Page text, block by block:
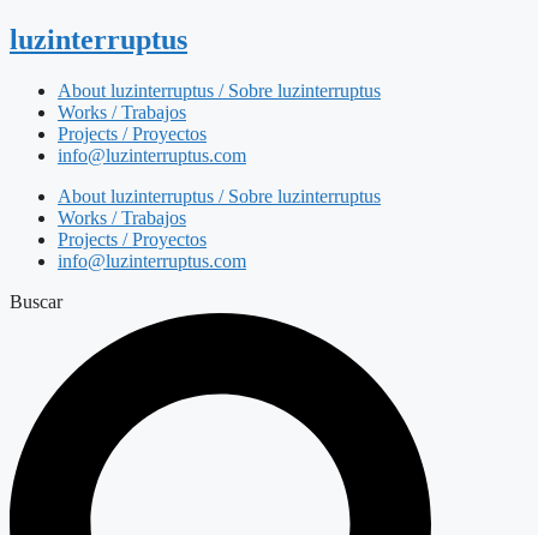
luzinterruptus
About luzinterruptus / Sobre luzinterruptus
Works / Trabajos
Projects / Proyectos
info@luzinterruptus.com
About luzinterruptus / Sobre luzinterruptus
Works / Trabajos
Projects / Proyectos
info@luzinterruptus.com
Buscar